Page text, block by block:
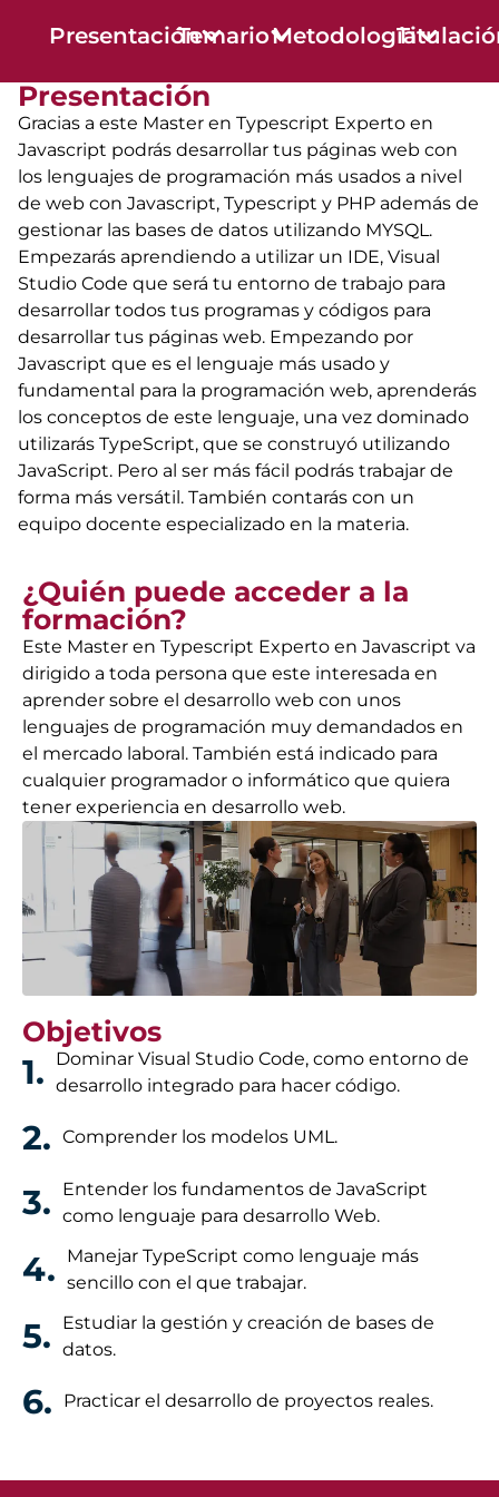
PresentaciónTemarioMetodología
Presentación
Gracias a este Master en Typescript Experto en
Javascript podrás desarrollar tus páginas web con
los lenguajes de programación más usados a nivel
de web con Javascript, Typescript y PHP además de
gestionar las bases de datos utilizando MYSQL.
Empezarás aprendiendo a utilizar un IDE, Visual
Studio Code que será tu entorno de trabajo para
desarrollar todos tus programas y códigos para
desarrollar tus páginas web. Empezando por
Javascript que es el lenguaje más usado y
fundamental para la programación web, aprenderás
los conceptos de este lenguaje, una vez dominado
utilizarás TypeScript, que se construyó utilizando
JavaScript. Pero al ser más fácil podrás trabajar de
forma más versátil. También contarás con un
equipo docente especializado en la materia.
¿Quién puede acceder a la
formación?
Este Master en Typescript Experto en Javascript va
dirigido a toda persona que este interesada en
aprender sobre el desarrollo web con unos
lenguajes de programación muy demandados en
el mercado laboral. También está indicado para
cualquier programador o informático que quiera
tener experiencia en desarrollo web.
Objetivos
1.
Dominar Visual Studio Code, como entorno de
desarrollo integrado para hacer código.
2. Comprender los modelos UML.
3.
Entender los fundamentos de JavaScript
como lenguaje para desarrollo Web.
4.
Manejar TypeScript como lenguaje más
sencillo con el que trabajar.
5.
Estudiar la gestión y creación de bases de
datos.
6. Practicar el desarrollo de proyectos reales.